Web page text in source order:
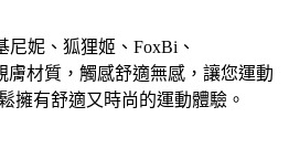
妮、狐狸姬、FoxBi、
材質，觸感舒適無感，讓您運動
擁有舒適又時尚的運動體驗。